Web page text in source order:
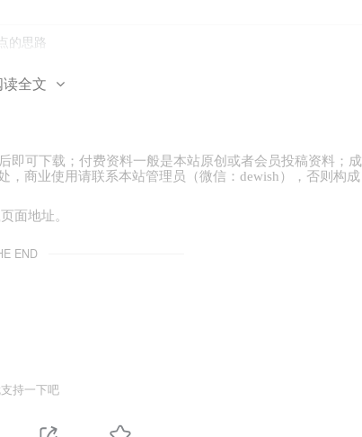
的思路
下列要求。
载的爱心驾驶员关立平；有路遇车辆侧翻起火，果断
时间里，他一心扑在公益救援事业上，足迹遍及全国
；船长刘建港投身祖国水运事业建桥筑港31载，足迹遍
全文
后即可下载；付费资料一般是本站原创或者会员投稿资料；成
，商业使用请联系本站管理员（微信： dewish ），否则构成
面地址。
END
持一下吧